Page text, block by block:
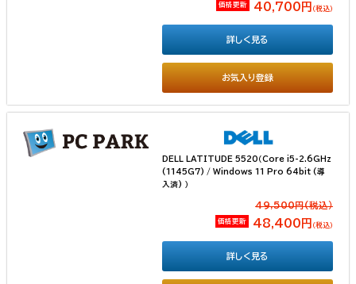
価格更新 40,700円 （税込）
お気入り登録
詳しく見る
DELL LATITUDE 5520（Core i5-2.6GHz
(1145G7) / Windows 11 Pro 64bit (導
入済) ）
49,500円(税込）
価格更新 48,400円 （税込）
詳しく見る